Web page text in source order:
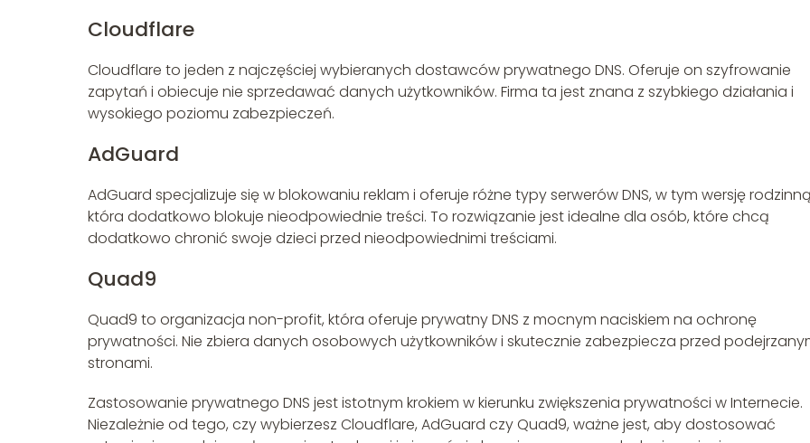
Cloudflare
Cloudflare to jeden z najczęściej wybieranych dostawców prywatnego DNS. Oferuje on szyfrowanie
zapytań i obiecuje nie sprzedawać danych użytkowników. Firma ta jest znana z szybkiego działania i
wysokiego poziomu zabezpieczeń.
AdGuard
AdGuard specjalizuje się w blokowaniu reklam i oferuje różne typy serwerów DNS, w tym wersję
która dodatkowo blokuje nieodpowiednie treści. To rozwiązanie jest idealne dla osób, które chcą
dodatkowo chronić swoje dzieci przed nieodpowiednimi treściami.
Quad9
Quad9 to organizacja non-profit, która oferuje prywatny DNS z mocnym naciskiem na ochronę
prywatności. Nie zbiera danych osobowych użytkowników i skutecznie zabezpiecza przed
stronami.
Zastosowanie prywatnego DNS jest istotnym krokiem w kierunku zwiększenia prywatności w Internecie.
Niezależnie od tego, czy wybierzesz Cloudflare, AdGuard czy Quad9, ważne jest, aby dostosować